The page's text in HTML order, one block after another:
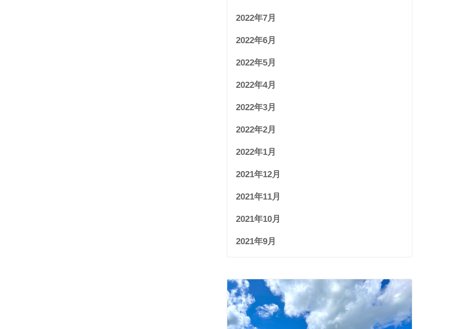
2022年7月
2022年6月
2022年5月
2022年4月
2022年3月
2022年2月
2022年1月
2021年12月
2021年11月
2021年10月
2021年9月